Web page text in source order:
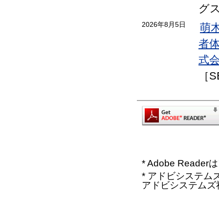
グ
2026年8月5日
萌
者
式
［
* Adobe Reader
* アドビシステム
アドビシステム